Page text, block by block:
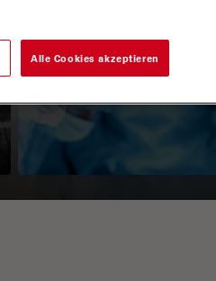
How to Drape a
Surgical Microscope
Alle Cookies akzeptieren